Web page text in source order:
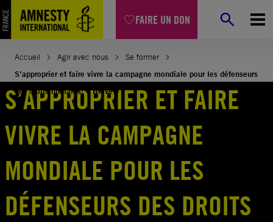
FAIRE UN DON
Aller
au
contenu
Accueil Agir avec nous
Se former
S’approprier et faire vivre la campagne mondiale pour les défenseurs
des droits humains: « Brave »
S’APPROPRIER ET FAIRE
VIVRE LA CAMPAGNE
MONDIALE POUR LES
DÉFENSEURS DES DROITS